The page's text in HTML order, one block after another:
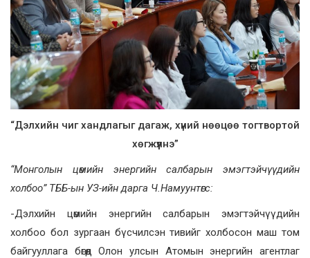
“Дэлхийн чиг хандлагыг дагаж, хүний нөөцөө тогтвортой
хөгжүүлнэ”
“Монголын цөмийн энергийн салбарын эмэгтэйчүүдийн
холбоо” ТББ-ын УЗ-ийн дарга Ч.Намуунтөгс:
-Дэлхийн цөмийн энергийн салбарын эмэгтэйчүүдийн
холбоо бол зургаан бүсчилсэн тивийг холбосон маш том
байгууллага бөгөөд Олон улсын Атомын энергийн агентлаг